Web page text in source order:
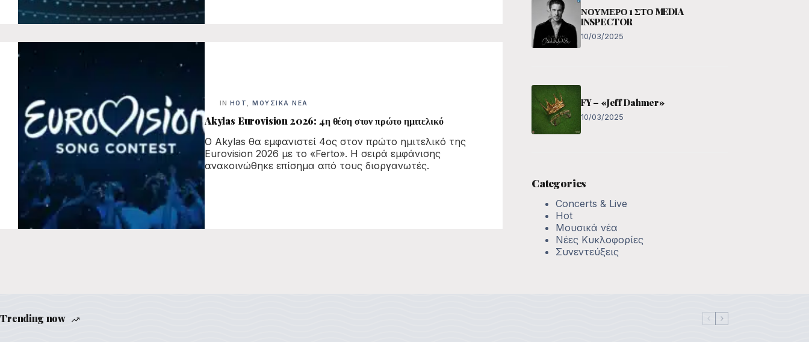
IN HOT ,ΜΟΥΣΙΚΆ ΝΈΑ
Akylas Eurovision 2026: 4η θέση στον πρώτο ημιτελικό
Ο Akylas θα εμφανιστεί 4ος στον πρώτο ημιτελικό της
Eurovision 2026 με το «Ferto». Η σειρά εμφάνισης
ανακοινώθηκε επίσημα από τους διοργανωτές.
ΝΟΥΜΕΡΟ 1 ΣΤΟ MEDIA
INSPECTOR
10/03/2025
FY – «Jeff Dahmer»
10/03/2025
Categories
Concerts & Live
Hot
Μουσικά νέα
Νέες Κυκλοφορίες
Συνεντεύξεις
Trending now